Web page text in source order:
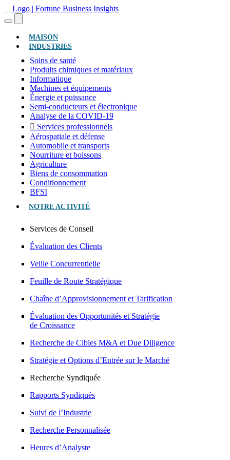
MAISON(ACTUEL)
INDUSTRIES
Soins de santé
Produits chimiques et matériaux
Informatique
Machines et équipements
Énergie et puissance
Semi-conducteurs et électronique
Analyse de la COVID-19
Services professionnels
Aérospatiale et défense
Automobile et transports
Nourriture et boissons
Agriculture
Biens de consommation
Conditionnement
BFSI
NOTRE ACTIVITÉ
Services de Conseil
Évaluation des Clients
Veille Concurrentielle
Feuille de Route Stratégique
Chaîne d’Approvisionnement et Tarification
Évaluation des Opportunités et Stratégie
de Croissance
Recherche de Cibles M&A et Due Diligence
Stratégie et Options d’Entrée sur le Marché
Recherche Syndiquée
Rapports Syndiqués
Suivi de l’Industrie
Recherche Personnalisée
Heures d’Analyste